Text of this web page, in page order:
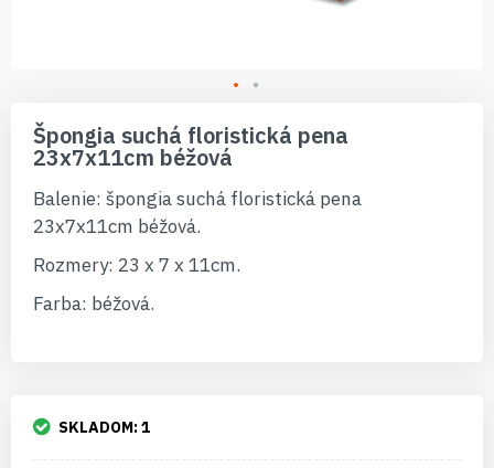
začiatok
galérie
Špongia suchá floristická pena
23x7x11cm béžová
Balenie: špongia suchá floristická pena
23x7x11cm béžová.
Rozmery: 23 x 7 x 11cm.
Farba: béžová.
SKLADOM:1